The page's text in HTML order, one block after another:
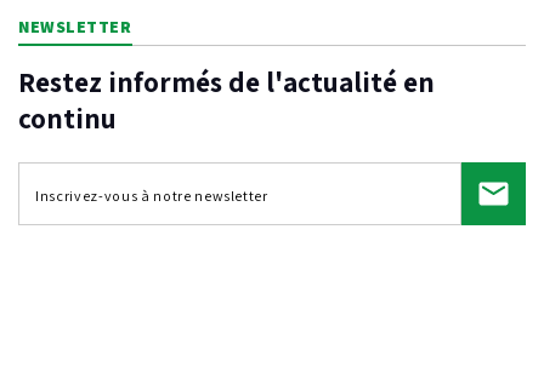
NEWSLETTER
Restez informés de l'actualité en
continu